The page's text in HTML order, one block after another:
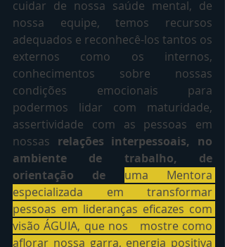
cuidar de nossa saúde mental, de
nossa equipe, temos recursos
adequados e reconhecê-los tantos os
externos como os internos,
conhecimentos sobre nossas
condições emocionais para
podermos lidar com maturidade,
assertividade com as pessoas em
nossas relações interpessoais, no
ambiente de trabalho, de
orientação de uma Mentora
especializada em transformar
pessoas em lideranças eficazes com
visão ÁGUIA, que nos   mostre como
aflorar nossa garra, energia positiva